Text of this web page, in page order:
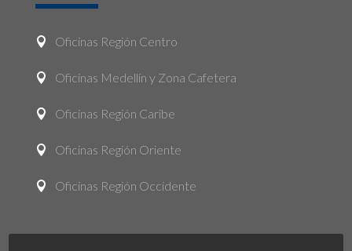
 Oficinas Región Centro
 Oficinas Medellín y Zona Cafetera
 Oficinas Región Caribe
 Oficinas Región Oriente
 Oficinas Región Occidente